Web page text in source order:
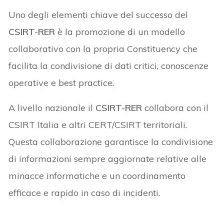
Uno degli elementi chiave del successo del
CSIRT-RER è la promozione di un modello
collaborativo con la propria Constituency che
facilita la condivisione di dati critici, conoscenze
operative e best practice.
A livello nazionale il CSIRT-RER collabora con il
CSIRT Italia e altri CERT/CSIRT territoriali.
Questa collaborazione garantisce la condivisione
di informazioni sempre aggiornate relative alle
minacce informatiche e un coordinamento
efficace e rapido in caso di incidenti.